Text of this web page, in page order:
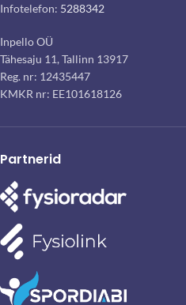
Infotelefon: 5288342
Inpello OÜ
Tähesaju 11, Tallinn 13917
Reg. nr: 12435447
KMKR nr: EE101618126
Partnerid